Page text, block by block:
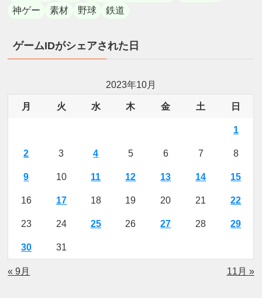
神ゲー
素材 野球 鉄道
ゲームIDがシェアされた日
2023年10月
月 火 水 木 金 土 日
1
2 3 4 5 6 7 8
9 10 11 12 13 14 15
16 17 18 19 20 21 22
23 24 25 26 27 28 29
30 31
« 9月 11月 »